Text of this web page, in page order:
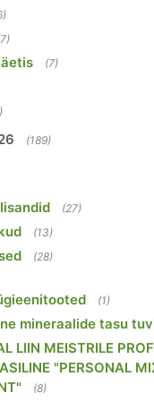
(7)
(189)
(27)
(13)
(28)
(1)
mineraalide tasu
LIIN MEISTRILE
"PERSONAL
(8)